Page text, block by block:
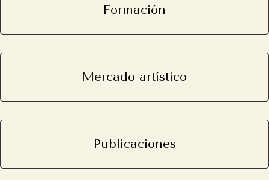
Formación
Mercado artístico
Publicaciones